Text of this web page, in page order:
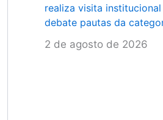
realiza visita institucional
debate pautas da
2 de agosto de 2026